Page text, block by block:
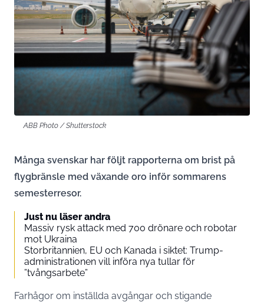
ABB Photo / Shutterstock
Många svenskar har följt rapporterna om brist på
flygbränsle med växande oro inför sommarens
semesterresor.
Just nu läser andra
Massiv rysk attack med 700 drönare och robotar
mot Ukraina
Storbritannien, EU och Kanada i siktet: Trump-
administrationen vill införa nya tullar för
”tvångsarbete”
Farhågor om inställda avgångar och stigande